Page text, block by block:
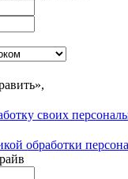
своих
обработки